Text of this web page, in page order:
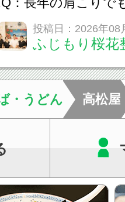
？A：はい、お任
的な肩こりの原因
など様々です。痛
、お一人おひとり
ご提案します。.#
投稿日：2026年08
ふじもり桜花
・うどん 高松屋